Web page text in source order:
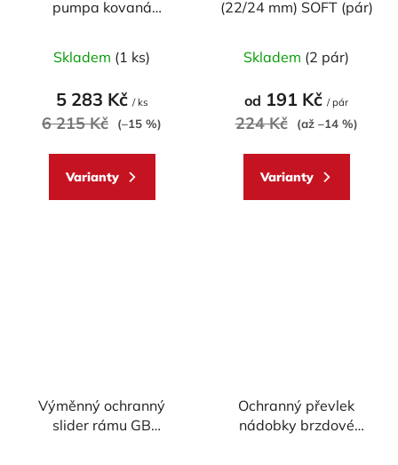
pumpa kovaná
hodnocení
produktu
je
5
Skladem (1 ks)
5 283 Kč / ks
6 215 Kč (–15 %)
Varianty
(22/24 mm) SOFT (pár)
hodnocení
produktu
5
Skladem (2 pár)
od 191 Kč / pár
224 Kč (až –14 %)
Varianty
Výměnný ochranný
slider rámu GB
Ochranný převlek
nádobky brzdové